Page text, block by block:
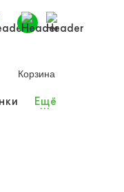
Корзина
Ещё
...